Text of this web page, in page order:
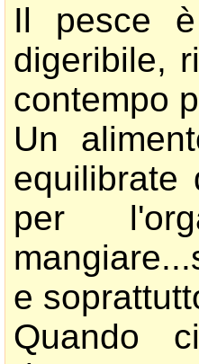
Il pesce
digeribile,
contempo
Un
equilibrate
per
e
Quando